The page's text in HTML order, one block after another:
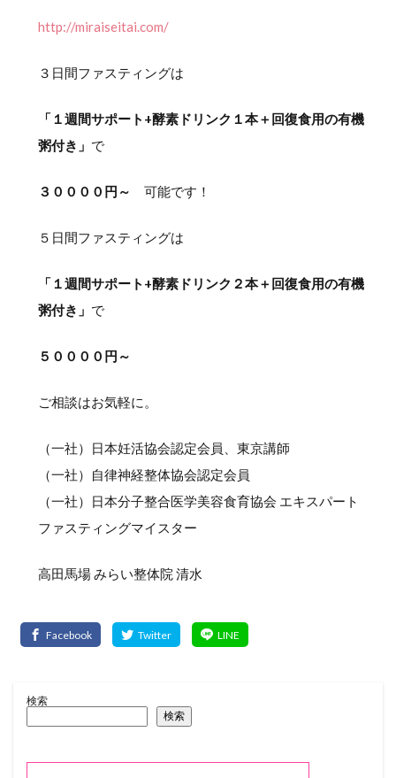
http://miraiseitai.com/
３日間ファスティングは
「１週間サポート+酵素ドリンク１本＋回復食用の有機
粥付き」 で
３００００円～ 可能です！
５日間ファスティングは
「１週間サポート+酵素ドリンク２本＋回復食用の有機
粥付き」 で
５００００円～
ご相談はお気軽に。
（一社）日本妊活協会認定会員、東京講師
（一社）自律神経整体協会認定会員
（一社）日本分子整合医学美容食育協会 エキスパート
ファスティングマイスター
高田馬場 みらい整体院 清水
検索
検索